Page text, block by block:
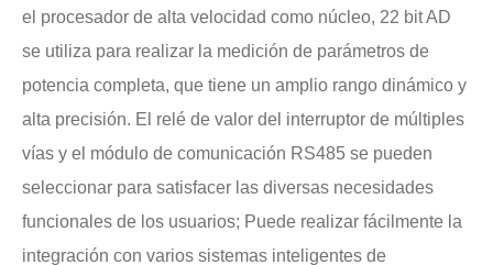
el procesador de alta velocidad como núcleo, 22 bit AD
se utiliza para realizar la medición de parámetros de
potencia completa, que tiene un amplio rango dinámico y
alta precisión. El relé de valor del interruptor de múltiples
vías y el módulo de comunicación RS485 se pueden
seleccionar para satisfacer las diversas necesidades
funcionales de los usuarios; Puede realizar fácilmente la
integración con varios sistemas inteligentes de